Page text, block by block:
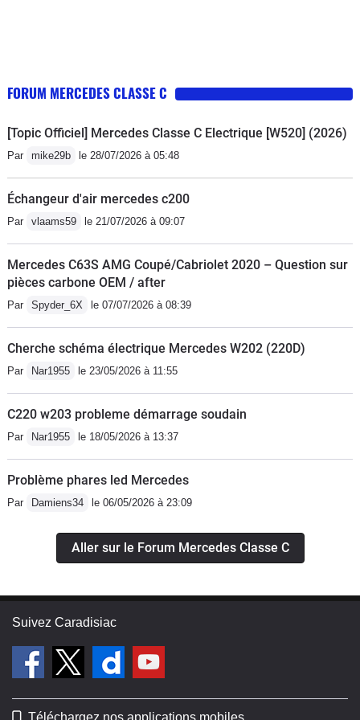
même pour cette version 4Matic.Deux choses encore :-
sur les versions haut de gamme, des équipements
comme radars de recul ou GPS ne sont pas de série,-
pour le moment, le contact avec le personnel du
réseau Mercedes (Roquebrune dans le Var et
Montpellier) est très bon, ça change de l'arrogance
chère à Audi (Nanterre, Toulon).En conclusion : une
voiture "pépère"... qui allume !
FORUM MERCEDES CLASSE C
[Topic Officiel] Mercedes Classe C Electrique [W520] (2026)
Par mike29b le 28/07/2026 à 05:48
Échangeur d'air mercedes c200
Par vlaams59 le 21/07/2026 à 09:07
Mercedes C63S AMG Coupé/Cabriolet 2020 – Question sur
pièces carbone OEM / after
Par Spyder_6X le 07/07/2026 à 08:39
Cherche schéma électrique Mercedes W202 (220D)
Par Nar1955 le 23/05/2026 à 11:55
C220 w203 probleme démarrage soudain
Par Nar1955 le 18/05/2026 à 13:37
Problème phares led Mercedes
Par Damiens34 le 06/05/2026 à 23:09
Aller sur le Forum Mercedes Classe C
Suivez Caradisiac
Téléchargez nos applications mobiles